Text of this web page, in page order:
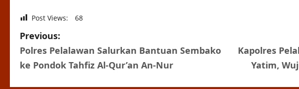
Post Views: 68
P
o
Previous:
Polres Pelalawan Salurkan Bantuan Sembako
ke Pondok Tahfiz Al-Qur’an An-Nur
Kapolres
Yatim,